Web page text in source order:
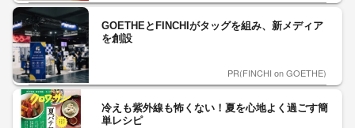
GOETHEとFINCHIがタッグを組み、新メディア
を創設
PR(FINCHI on GOETHE)
冷えも紫外線も怖くない！夏を心地よく過ごす簡
単レシピ